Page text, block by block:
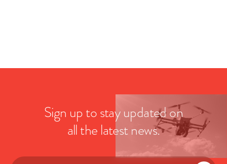
Sign up to stay updated on
all the latest news.